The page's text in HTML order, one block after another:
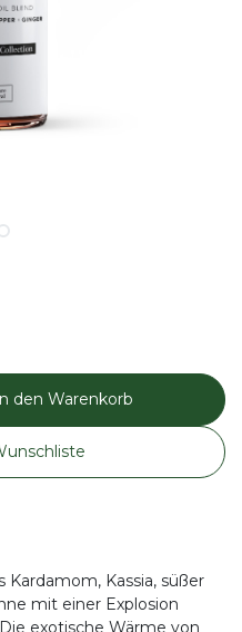
den Warenkorb
Kassia, süßer
mit einer Explosion
exotische Wärme von